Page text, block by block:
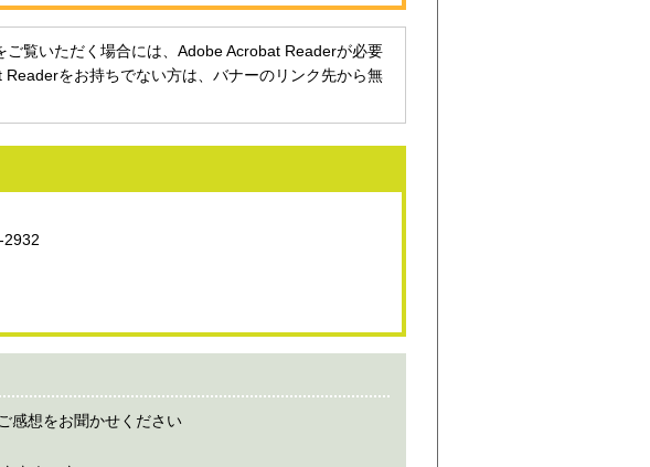
ご覧いただく場合には、Adobe Acrobat Readerが必要
Readerをお持ちでない方は、バナーのリンク先から無
2932
感想をお聞かせください